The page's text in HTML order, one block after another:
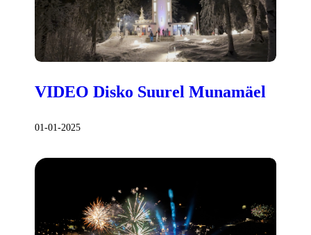
VIDEO Disko Suurel Munamäel
01-01-2025